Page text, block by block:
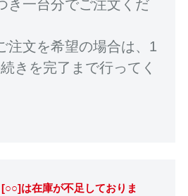
き一台分でご注文くだ
注文を希望の場合は、1
きを完了まで行ってく
[○○]は在庫が不足しておりま